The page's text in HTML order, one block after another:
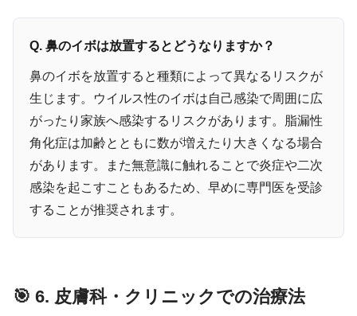
Q. 鼻のイボは放置するとどうなりますか？
鼻のイボを放置すると種類によって異なるリスクが
生じます。ウイルス性のイボは自己感染で周囲に広
がったり家族へ感染するリスクがあります。脂漏性
角化症は加齢とともに数が増えたり大きくなる場合
があります。また無意識に触れることで炎症や二次
感染を起こすこともあるため、早めに専門医を受診
することが推奨されます。
🎯 6. 皮膚科・クリニックでの治療法